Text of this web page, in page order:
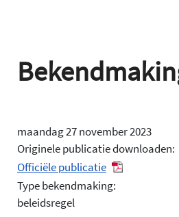
maandag 27 november 2023
Originele publicatie downloaden:
Officiële publicatie
Type bekendmaking:
beleidsregel